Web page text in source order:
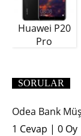
Huawei P20
Pro
SORULAR
Odea Bank
1 Cevap | 0 Oy